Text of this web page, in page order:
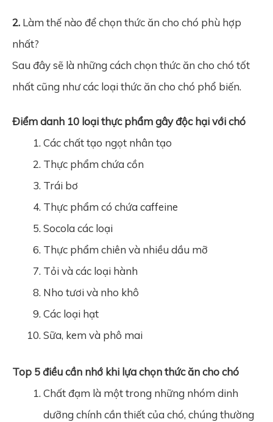
2. Làm thế nào để chọn thức ăn cho chó phù hợp
nhất?
Sau đây sẽ là những cách chọn thức ăn cho chó tốt
nhất cũng như các loại thức ăn cho chó phổ biến.
Điểm danh 10 loại thực phẩm gây độc hại với chó
Các chất tạo ngọt nhân tạo
Thực phẩm chứa cồn
Trái bơ
Thực phẩm có chứa caffeine
Socola các loại
Thực phẩm chiên và nhiều dầu mỡ
Tỏi và các loại hành
Nho tươi và nho khô
Các loại hạt
Sữa, kem và phô mai
Top 5 điều cần nhớ khi lựa chọn thức ăn cho chó
Chất đạm là một trong những nhóm dinh
dưỡng chính cần thiết của chó, chúng thường